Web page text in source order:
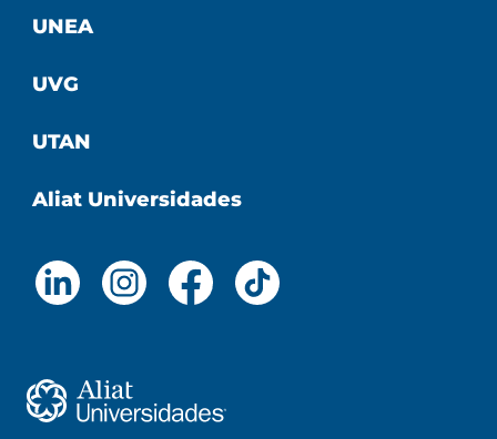
UNEA
UVG
UTAN
Aliat Universidades